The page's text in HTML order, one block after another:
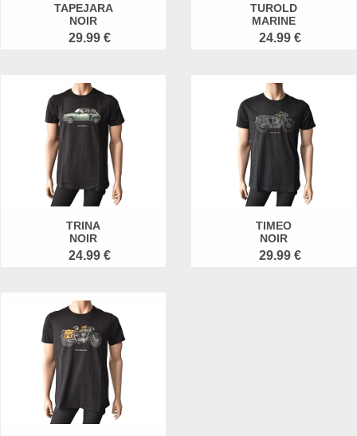
TAPEJARA
NOIR
29.99 €
TUROLD
MARINE
24.99 €
TRINA
NOIR
24.99 €
TIMEO
NOIR
29.99 €